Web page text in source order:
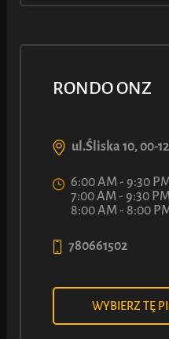
6 ł
RONDO ONZ
ul.Śliska 10, 00-
6:00 AM - 9:30
7:00 AM - 9:30
8:00 AM - 8:00
780661502
WYBIERZ TĘ